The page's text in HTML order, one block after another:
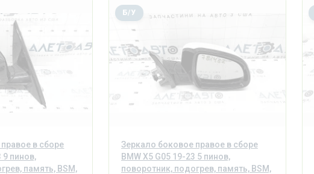
в сборе
9 пинов,
память, BSM,
Зеркало боковое правое в сборе
BMW X5 G05 19-23 5 пинов,
поворотник, подогрев, память, BSM,
Б/У